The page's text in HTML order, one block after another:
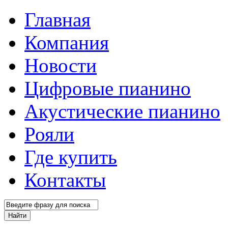
Главная
Компания
Новости
Цифровые пианино
Акустические пианино
Рояли
Где купить
Контакты